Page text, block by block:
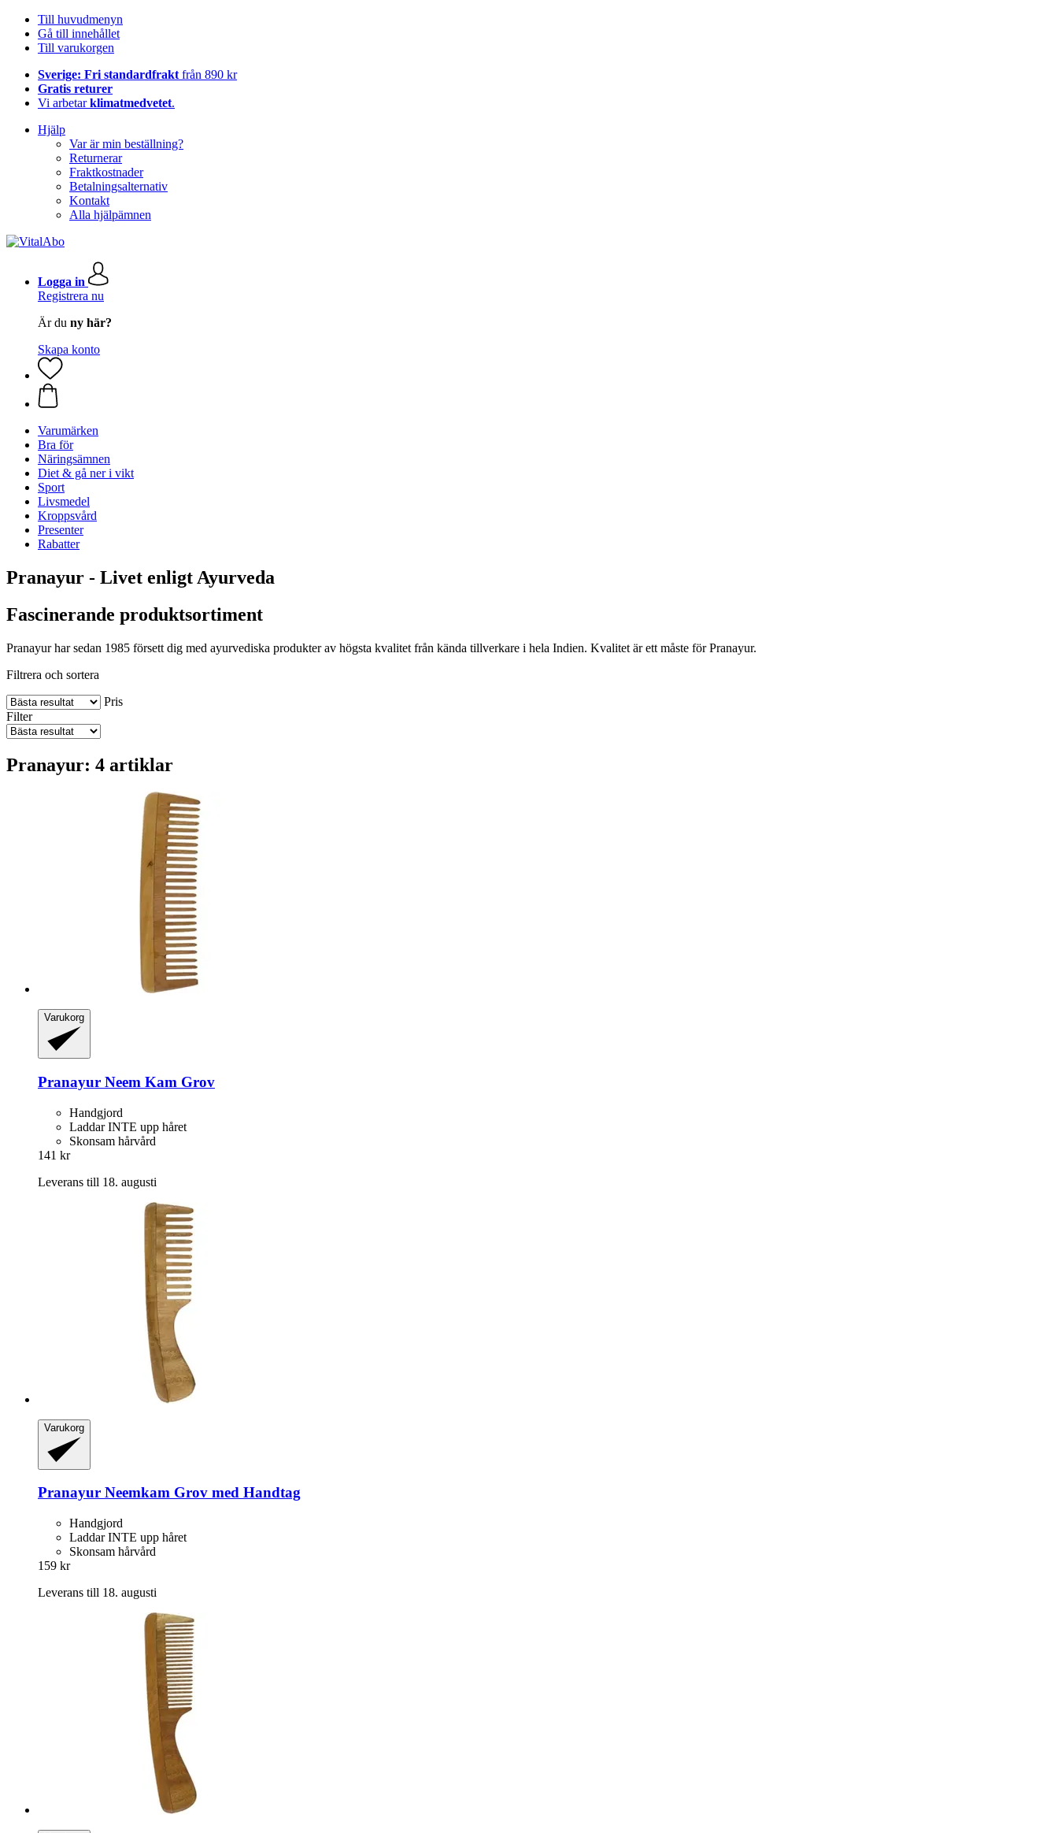
Till huvudmenyn
Gå till innehållet
Till varukorgen
Sverige: Fri standardfrakt från 890 kr
Gratis returer
Vi arbetarklimatmedvetet.
Hjälp
Var är min beställning?
Returnerar
Fraktkostnader
Betalningsalternativ
Kontakt
Alla hjälpämnen
Logga in
Registrera nu
Är du ny här?
Skapa konto
Varumärken
Bra för
Näringsämnen
Diet & gå ner i vikt
Sport
Livsmedel
Kroppsvård
Presenter
Rabatter
Pranayur - Livet enligt Ayurveda
Fascinerande produktsortiment
Pranayur har sedan 1985 försett dig med ayurvediska produkter av högsta kvalitet från kända tillverkare i hela Indien. Kvalitet är ett måste för Pranayur.
Filtrera och sortera
Pris
Filter
Pranayur: 4 artiklar
Varukorg
Pranayur Neem Kam Grov
Handgjord
Laddar INTE upp håret
Skonsam hårvård
141 kr
Leverans till 18. augusti
Varukorg
Pranayur Neemkam Grov med Handtag
Handgjord
Laddar INTE upp håret
Skonsam hårvård
159 kr
Leverans till 18. augusti